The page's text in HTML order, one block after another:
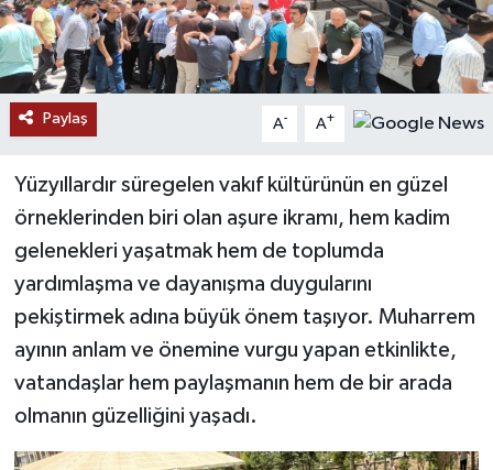
Paylaş A- A+
Yüzyıllardır süregelen vakıf kültürünün en güzel
örneklerinden biri olan aşure ikramı, hem kadim
gelenekleri yaşatmak hem de toplumda
yardımlaşma ve dayanışma duygularını
pekiştirmek adına büyük önem taşıyor. Muharrem
ayının anlam ve önemine vurgu yapan etkinlikte,
vatandaşlar hem paylaşmanın hem de bir arada
olmanın güzelliğini yaşadı.